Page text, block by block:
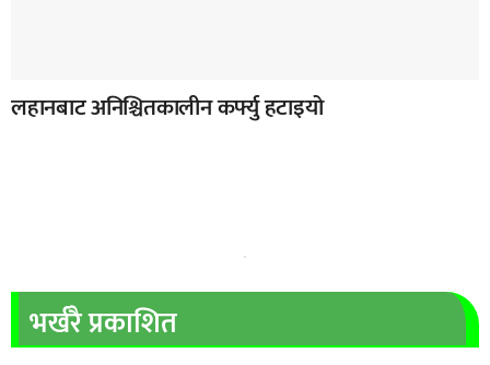
लहानबाट अनिश्चितकालीन कर्फ्यु हटाइयो
भर्खरै प्रकाशित